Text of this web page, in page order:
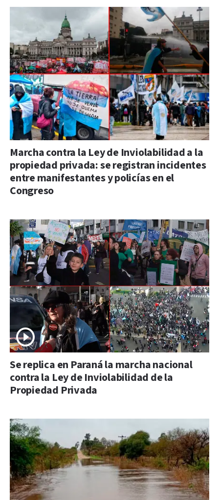
Marcha contra la Ley de Inviolabilidad a la
propiedad privada: se registran incidentes
entre manifestantes y policías en el
Congreso
Se replica en Paraná la marcha nacional
contra la Ley de Inviolabilidad de la
Propiedad Privada